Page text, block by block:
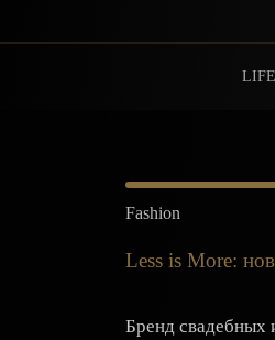
Fashion
Less is More:
Бренд свадебных